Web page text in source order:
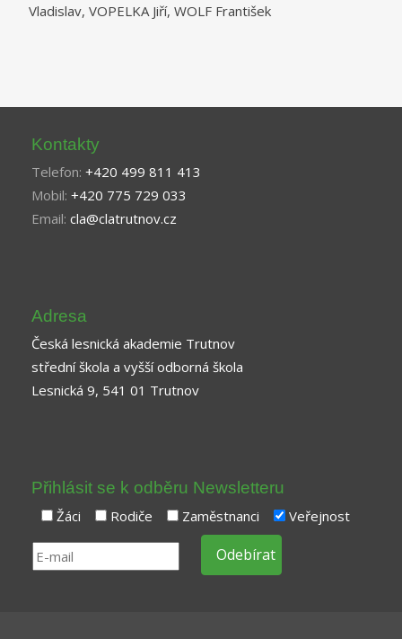
Vladislav, VOPELKA Jiří, WOLF František
Kontakty
Telefon: +420 499 811 413
Mobil: +420 775 729 033
Email: cla@clatrutnov.cz
Adresa
Česká lesnická akademie Trutnov
střední škola a vyšší odborná škola
Lesnická 9, 541 01 Trutnov
Přihlásit se k odběru Newsletteru
Žáci Rodiče Zaměstnanci Veřejnost